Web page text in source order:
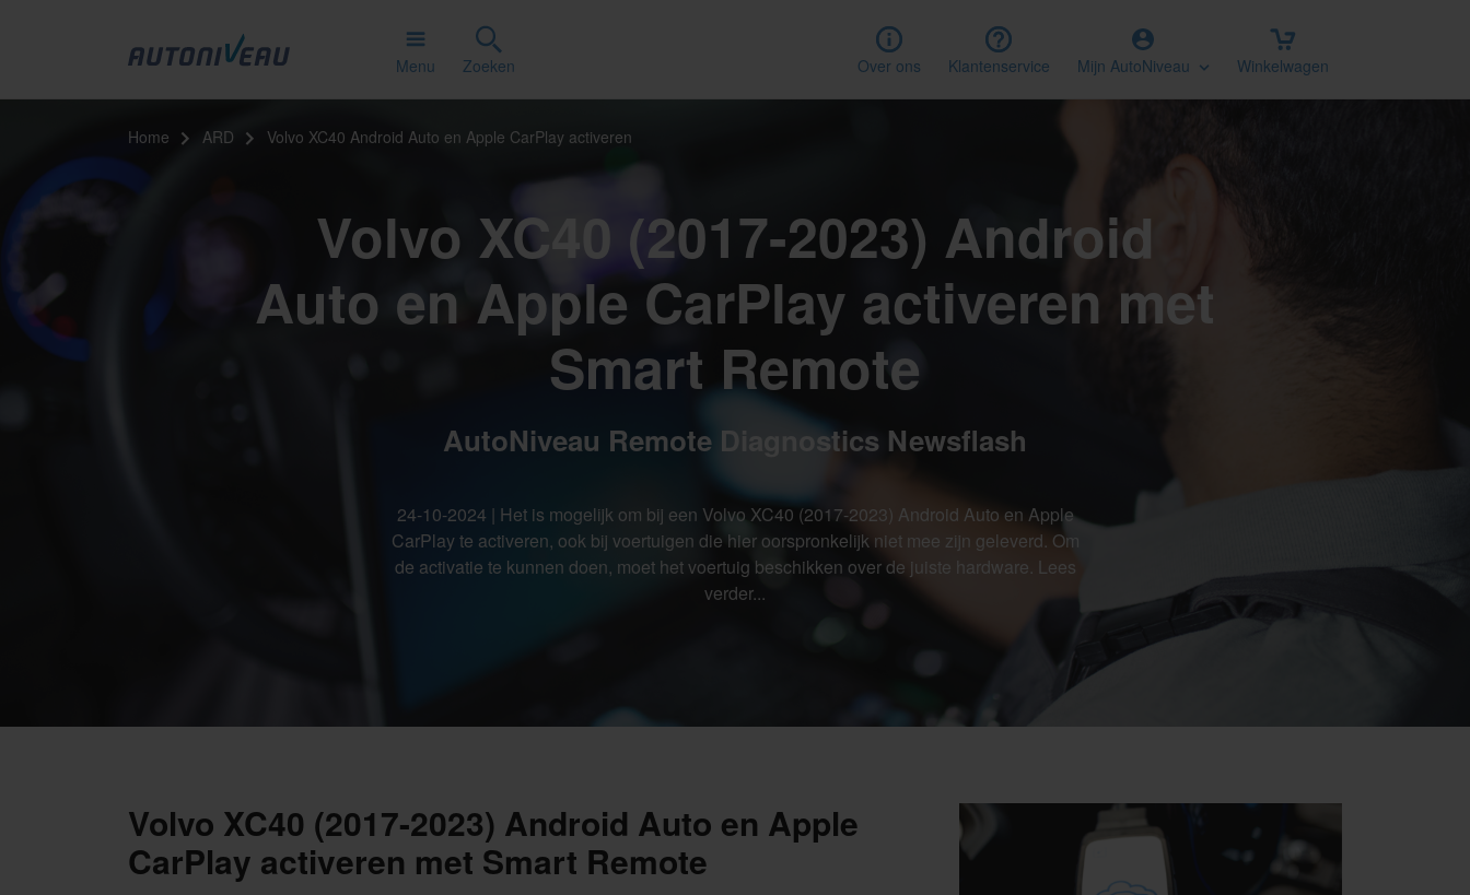
Menu Zoeken Over ons Klantenservice Mijn AutoNiveau Winkelwagen
Home ARD Volvo XC40 Android Auto en Apple CarPlay activeren
Volvo XC40 (2017-2023) Android
Auto en Apple CarPlay activeren met
Smart Remote
AutoNiveau Remote Diagnostics Newsflash
24-10-2024 | Het is mogelijk om bij een Volvo XC40 (2017-2023) Android Auto en Apple
CarPlay te activeren, ook bij voertuigen die hier oorspronkelijk niet mee zijn geleverd. Om
de activatie te kunnen doen, moet het voertuig beschikken over de juiste hardware. Lees
verder...
Volvo XC40 (2017-2023) Android Auto en Apple
CarPlay activeren met Smart Remote